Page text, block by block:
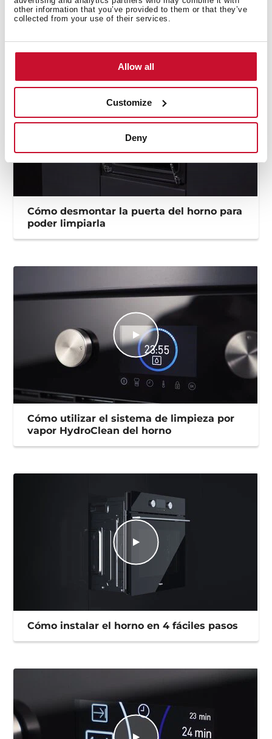
other information that you’ve provided to them or that they’ve
collected from your use of their services.
Allow all
Customize
Deny
Imágenes en alta resolución
Cómo desmontar la puerta del horno para
poder limpiarla
Cómo utilizar el sistema de limpieza por
vapor HydroClean del horno
Cómo instalar el horno en 4 fáciles pasos